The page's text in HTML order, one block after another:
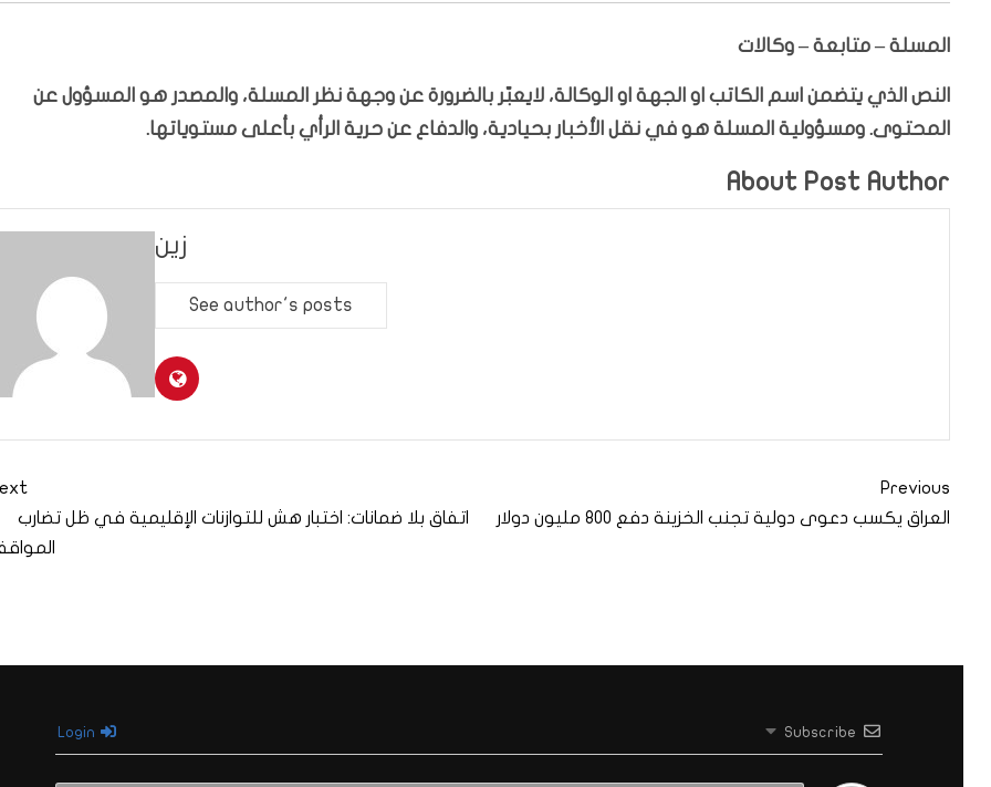
المسلة – متابعة – وكالات
النص الذي يتضمن اسم الكاتب او الجهة او الوكالة، لايعبّر بالضرورة عن وجهة نظر المسلة، والمصدر هو المسؤول عن
المحتوى. ومسؤولية المسلة هو في نقل الأخبار بحيادية، والدفاع عن حرية الرأي بأعلى مستوياتها.
About Post Author
زين
See author's posts
Previous
العراق يكسب دعوى دولية تجنب الخزينة دفع 800 مليون دولار
اتفاق بلا ضمانات: اختبار هش للتوازنات الإقليمية في ظل تضارب
Subscribe